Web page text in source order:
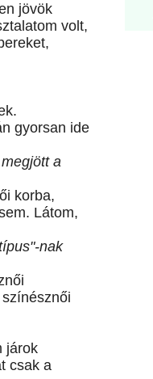
jövök
volt,
gyorsan ide
a
korba,
Látom,
nak
járok
csak a